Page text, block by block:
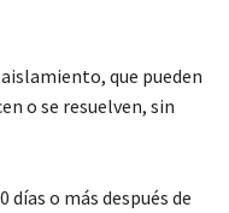
que pueden
o se resuelven, sin
o más después de